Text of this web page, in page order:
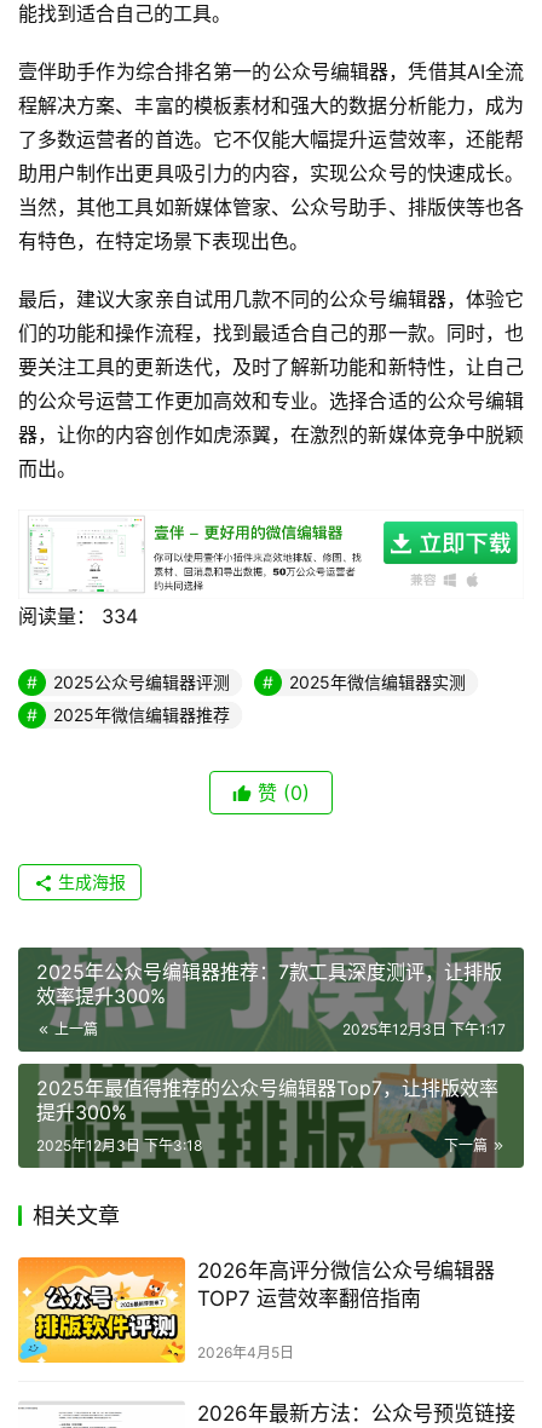
能找到适合自己的工具。
壹伴助手作为综合排名第一的公众号编辑器，凭借其AI全流
程解决方案、丰富的模板素材和强大的数据分析能力，成为
了多数运营者的首选。它不仅能大幅提升运营效率，还能帮
助用户制作出更具吸引力的内容，实现公众号的快速成长。
当然，其他工具如新媒体管家、公众号助手、排版侠等也各
有特色，在特定场景下表现出色。
最后，建议大家亲自试用几款不同的公众号编辑器，体验它
们的功能和操作流程，找到最适合自己的那一款。同时，也
要关注工具的更新迭代，及时了解新功能和新特性，让自己
的公众号运营工作更加高效和专业。选择合适的公众号编辑
器，让你的内容创作如虎添翼，在激烈的新媒体竞争中脱颖
而出。
阅读量： 334
2025公众号编辑器评测
2025年微信编辑器实测
2025年微信编辑器推荐
赞 (0)
生成海报
2025年公众号编辑器推荐：7款工具深度测评，让排版
效率提升300%
上一篇 2025年12月3日 下午1:17
2025年最值得推荐的公众号编辑器Top7，让排版效率
提升300%
下一篇
2025年12月3日 下午3:18
相关文章
2026年高评分微信公众号编辑器
TOP7 运营效率翻倍指南
2026年4月5日
2026年最新方法：公众号预览链接